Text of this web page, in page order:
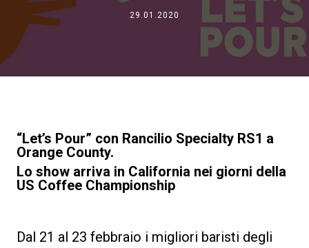
29.01.2020
“Let’s Pour” con Rancilio Specialty RS1 a
Orange County.
Lo show arriva in California nei giorni della
US Coffee Championship
Dal 21 al 23 febbraio i migliori baristi degli
Il gruppo
La nostra storia
I nostri Lab
Sostenibilità